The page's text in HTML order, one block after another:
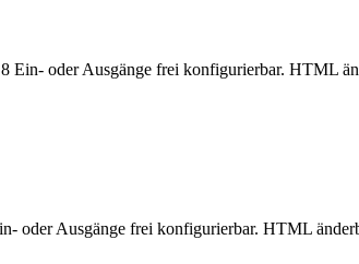
Ein- oder Ausgänge frei konfigurierbar. HTML
oder Ausgänge frei konfigurierbar. HTML